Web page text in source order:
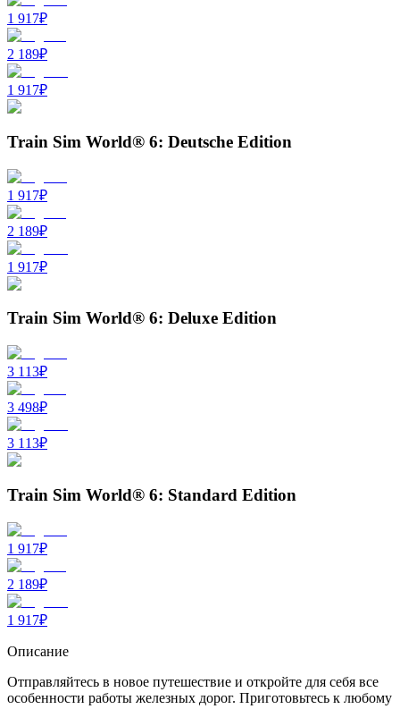
1 917₽
2 189₽
1 917₽
Train Sim World® 6: Deutsche Edition
1 917₽
2 189₽
1 917₽
Train Sim World® 6: Deluxe Edition
3 113₽
3 498₽
3 113₽
Train Sim World® 6: Standard Edition
1 917₽
2 189₽
1 917₽
Описание
Отправляйтесь в новое путешествие и откройте для себя все
особенности работы железных дорог. Приготовьтесь к любому